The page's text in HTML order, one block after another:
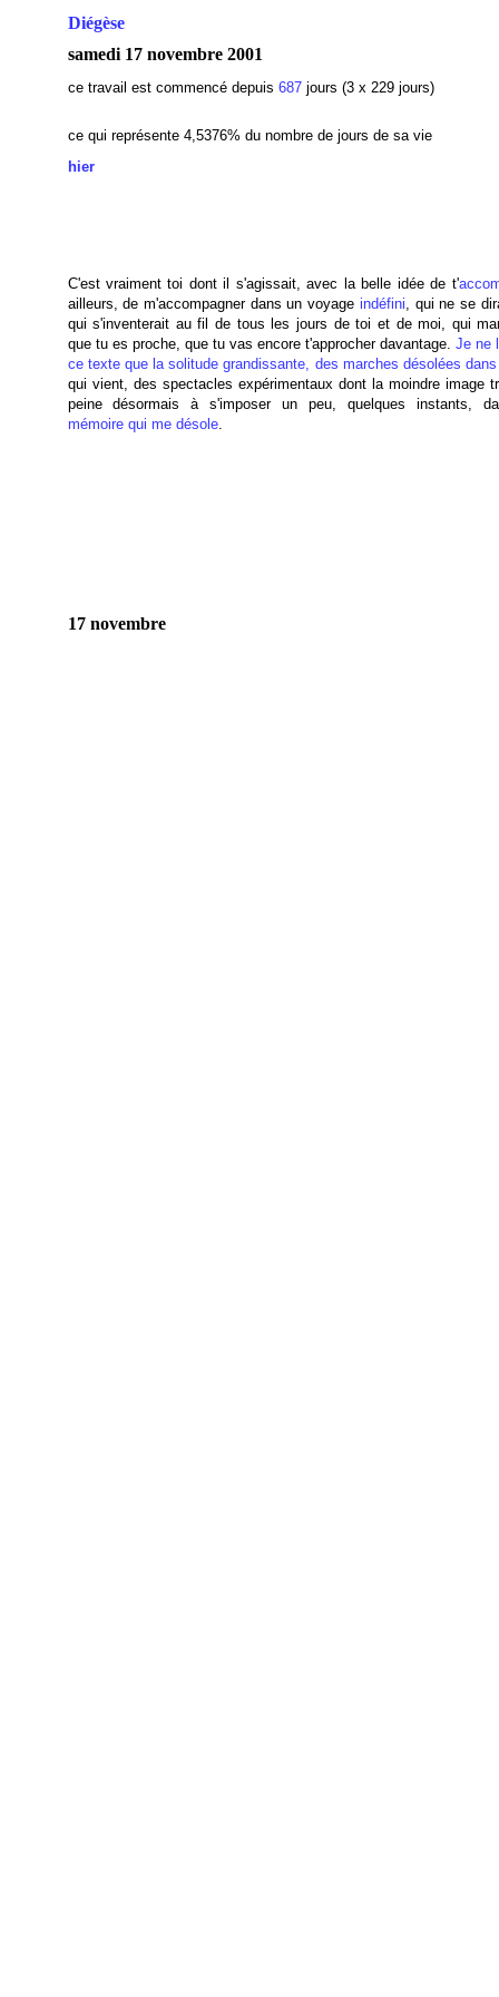
Diégèse
samedi 17 novembre 2001
ce travail est commencé depuis 687jours (3 x 229 jours)
ce qui représente 4,5376% du nombre de jours de sa vie
hier
C'est vraiment toi dont il s'agissait, avec la belle idée de t'
ailleurs, de m'accompagner dans un voyage indéfini, qui ne se
qui s'inventerait au fil de tous les jours de toi et de moi, qui
que tu es proche, que tu vas encore t'approcher davantage. Je ne
ce texte que la solitude grandissante, des marches désolées
qui vient, des spectacles expérimentaux dont la moindre image
peine désormais à s'imposer un peu, quelques instants,
mémoire qui me désole.
17 novembre